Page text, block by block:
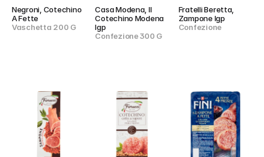
Negroni, Cotechino
A Fette
Vaschetta 200 G
Casa Modena, Il
Cotechino Modena
Igp
Confezione 300 G
Fratelli Beretta,
Zampone Igp
Confezione